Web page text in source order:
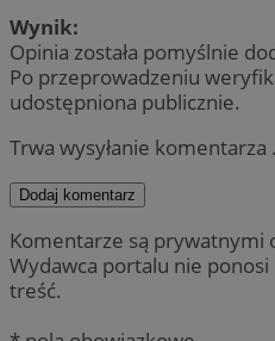
Wynik:
Opinia została pomyślnie
Po przeprowadzeniu
udostępniona publicznie.
Trwa wysyłanie komentarza
Dodaj komentarz
Komentarze są prywatnymi
Wydawca portalu nie
treść.